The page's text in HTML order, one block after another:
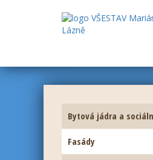
Bytová jádra a
Fasády